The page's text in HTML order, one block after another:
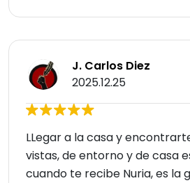
J. Carlos Diez
2025.12.25
LLegar a la casa y
vistas, de entorno y de casa
cuando te recibe Nuria, es la